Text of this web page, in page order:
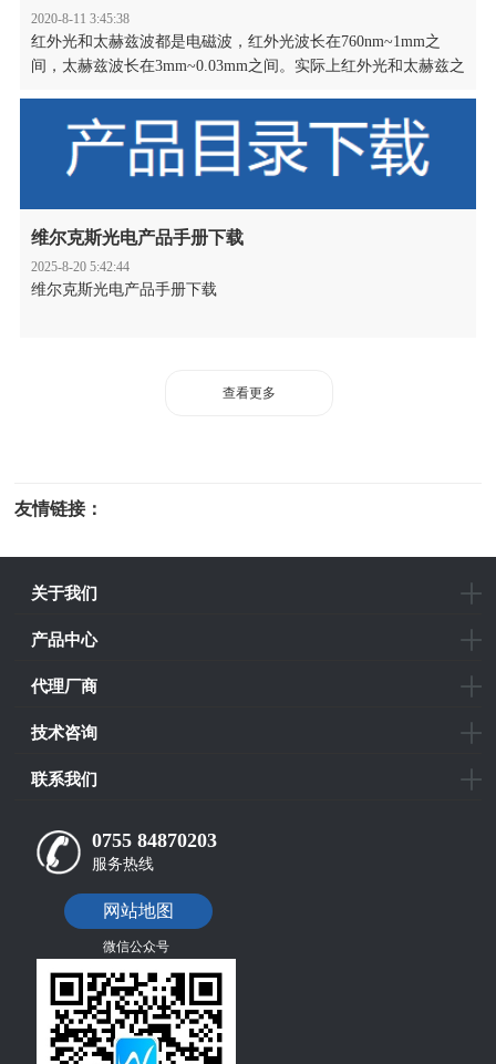
2020-8-11 3:45:38
红外光和太赫兹波都是电磁波，红外光波长在760nm~1mm之
间，太赫兹波长在3mm~0.03mm之间。实际上红外光和太赫兹之
格，可以帮助初学者快速查询。
维尔克斯光电产品手册下载
2025-8-20 5:42:44
维尔克斯光电产品手册下载
查看更多
友情链接：
关于我们
产品中心
代理厂商
技术咨询
联系我们
0755 84870203
服务热线
网站地图
微信公众号